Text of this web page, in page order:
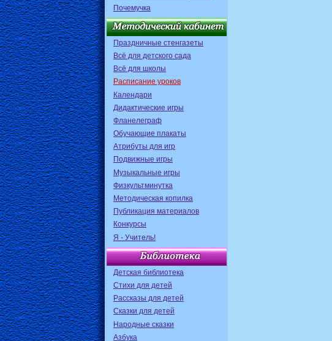
Почемучка
Праздничные стенгазеты
Всё для детского сада
Всё для школы
Расписание уроков
Календари
Дидактические игры
Фланелеграф
Обучающие плакаты
Атрибуты для игр
Подвижные игры
Музыкальные игры
Физкультминутка
Методическая копилка
Публикация материалов
Конкурсы
Я - Учитель!
Детская библиотека
Стихи для детей
Рассказы для детей
Сказки для детей
Народные сказки
Азбука